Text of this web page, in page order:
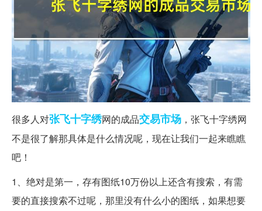
很多人对张飞十字绣网的成品交易市场 ，张飞十字绣网
不是很了解那具体是什么情况呢，现在让我们一起来瞧瞧
吧！
1、绝对是第一，存有图纸10万份以上还含有搜索，有需
要的直接搜索不过呢，那里没有什么小的图纸，如果想要